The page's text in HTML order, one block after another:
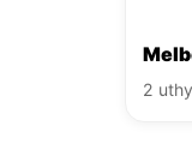
2